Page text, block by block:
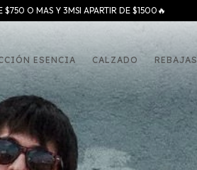
$750 O MAS Y 3MSI APARTIR DE $1500🔥
ESENCIA CALZADO REBAJAS